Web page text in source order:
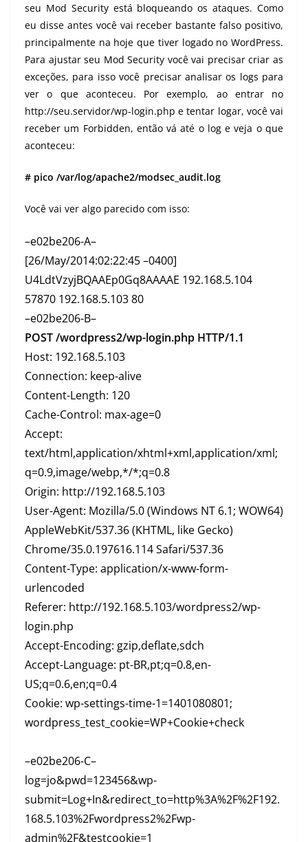
seu Mod Security está bloqueando os ataques. Como
eu disse antes você vai receber bastante falso positivo,
principalmente na hoje que tiver logado no WordPress.
Para ajustar seu Mod Security você vai precisar criar as
exceções, para isso você precisar analisar os logs para
ver o que aconteceu. Por exemplo, ao entrar no
http://seu.servidor/wp-login.php e tentar logar, você vai
receber um Forbidden, então vá até o log e veja o que
aconteceu:
# pico /var/log/apache2/modsec_audit.log
Você vai ver algo parecido com isso:
–e02be206-A–
[26/May/2014:02:22:45 –0400]
U4LdtVzyjBQAAEp0Gq8AAAAE 192.168.5.104
57870 192.168.5.103 80
–e02be206-B–
POST /wordpress2/wp-login.php HTTP/1.1
Host: 192.168.5.103
Connection: keep-alive
Content-Length: 120
Cache-Control: max-age=0
Accept:
text/html,application/xhtml+xml,application/xml;
q=0.9,image/webp,*/*;q=0.8
Origin: http://192.168.5.103
User-Agent: Mozilla/5.0 (Windows NT 6.1; WOW64)
AppleWebKit/537.36 (KHTML, like Gecko)
Chrome/35.0.197616.114 Safari/537.36
Content-Type: application/x-www-form-
urlencoded
Referer: http://192.168.5.103/wordpress2/wp-
login.php
Accept-Encoding: gzip,deflate,sdch
Accept-Language: pt-BR,pt;q=0.8,en-
US;q=0.6,en;q=0.4
Cookie: wp-settings-time-1=1401080801;
wordpress_test_cookie=WP+Cookie+check
–e02be206-C–
log=jo&pwd=123456&wp-
submit=Log+In&redirect_to=http%3A%2F%2F192.
168.5.103%2Fwordpress2%2Fwp-
admin%2F&testcookie=1